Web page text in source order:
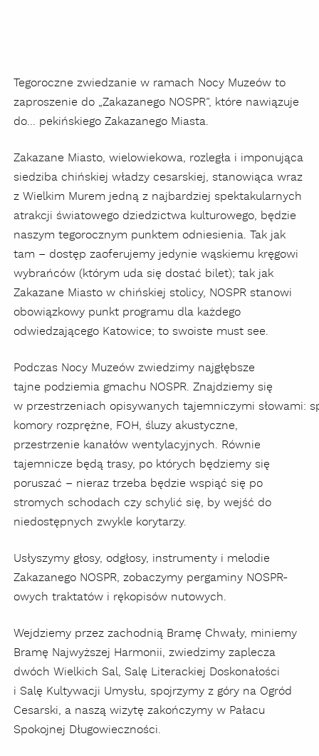
Tegoroczne zwiedzanie w ramach Nocy Muzeów to
zaproszenie do „Zakazanego NOSPR”, które nawiązuje
do... pekińskiego Zakazanego Miasta.
Zakazane Miasto, wielowiekowa, rozległa i imponująca
siedziba chińskiej władzy cesarskiej, stanowiąca wraz
z Wielkim Murem jedną z najbardziej spektakularnych
atrakcji światowego dziedzictwa kulturowego, będzie
naszym tegorocznym punktem odniesienia. Tak jak
tam – dostęp zaoferujemy jedynie wąskiemu kręgowi
wybrańców (którym uda się dostać bilet); tak jak
Zakazane Miasto w chińskiej stolicy, NOSPR stanowi
obowiązkowy punkt programu dla każdego
odwiedzającego Katowice; to swoiste must see.
Podczas Nocy Muzeów zwiedzimy najgłębsze
tajne podziemia gmachu NOSPR. Znajdziemy się
w przestrzeniach opisywanych tajemniczymi słowami:
komory rozprężne, FOH, śluzy akustyczne,
przestrzenie kanałów wentylacyjnych. Równie
tajemnicze będą trasy, po których będziemy się
poruszać – nieraz trzeba będzie wspiąć się po
stromych schodach czy schylić się, by wejść do
niedostępnych zwykle korytarzy.
Usłyszymy głosy, odgłosy, instrumenty i melodie
Zakazanego NOSPR, zobaczymy pergaminy NOSPR-
owych traktatów i rękopisów nutowych.
Wejdziemy przez zachodnią Bramę Chwały, miniemy
Bramę Najwyższej Harmonii, zwiedzimy zaplecza
dwóch Wielkich Sal, Salę Literackiej Doskonałości
i Salę Kultywacji Umysłu, spojrzymy z góry na Ogród
Cesarski, a naszą wizytę zakończymy w Pałacu
Spokojnej Długowieczności.